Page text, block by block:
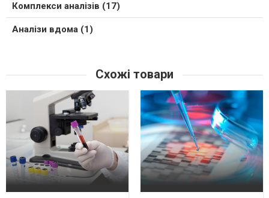
Комплекси аналізів (17)
Аналізи вдома (1)
Схожі товари